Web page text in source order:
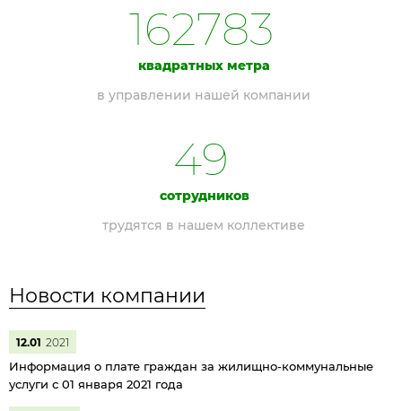
162783
квадратных метра
в управлении нашей компании
49
сотрудников
трудятся в нашем коллективе
Новости компании
12.01 2021
Информация о плате граждан за жилищно-коммунальные
услуги с 01 января 2021 года